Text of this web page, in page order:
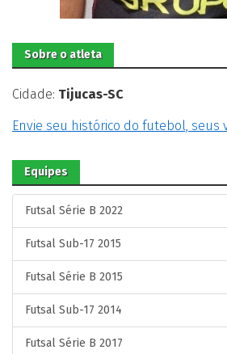
Sobre o atleta
Cidade: Tijucas-SC
Envie seu histórico do futebol, seus
Equipes
Futsal Série B 2022
Futsal Sub-17 2015
Futsal Série B 2015
Futsal Sub-17 2014
Futsal Série B 2017